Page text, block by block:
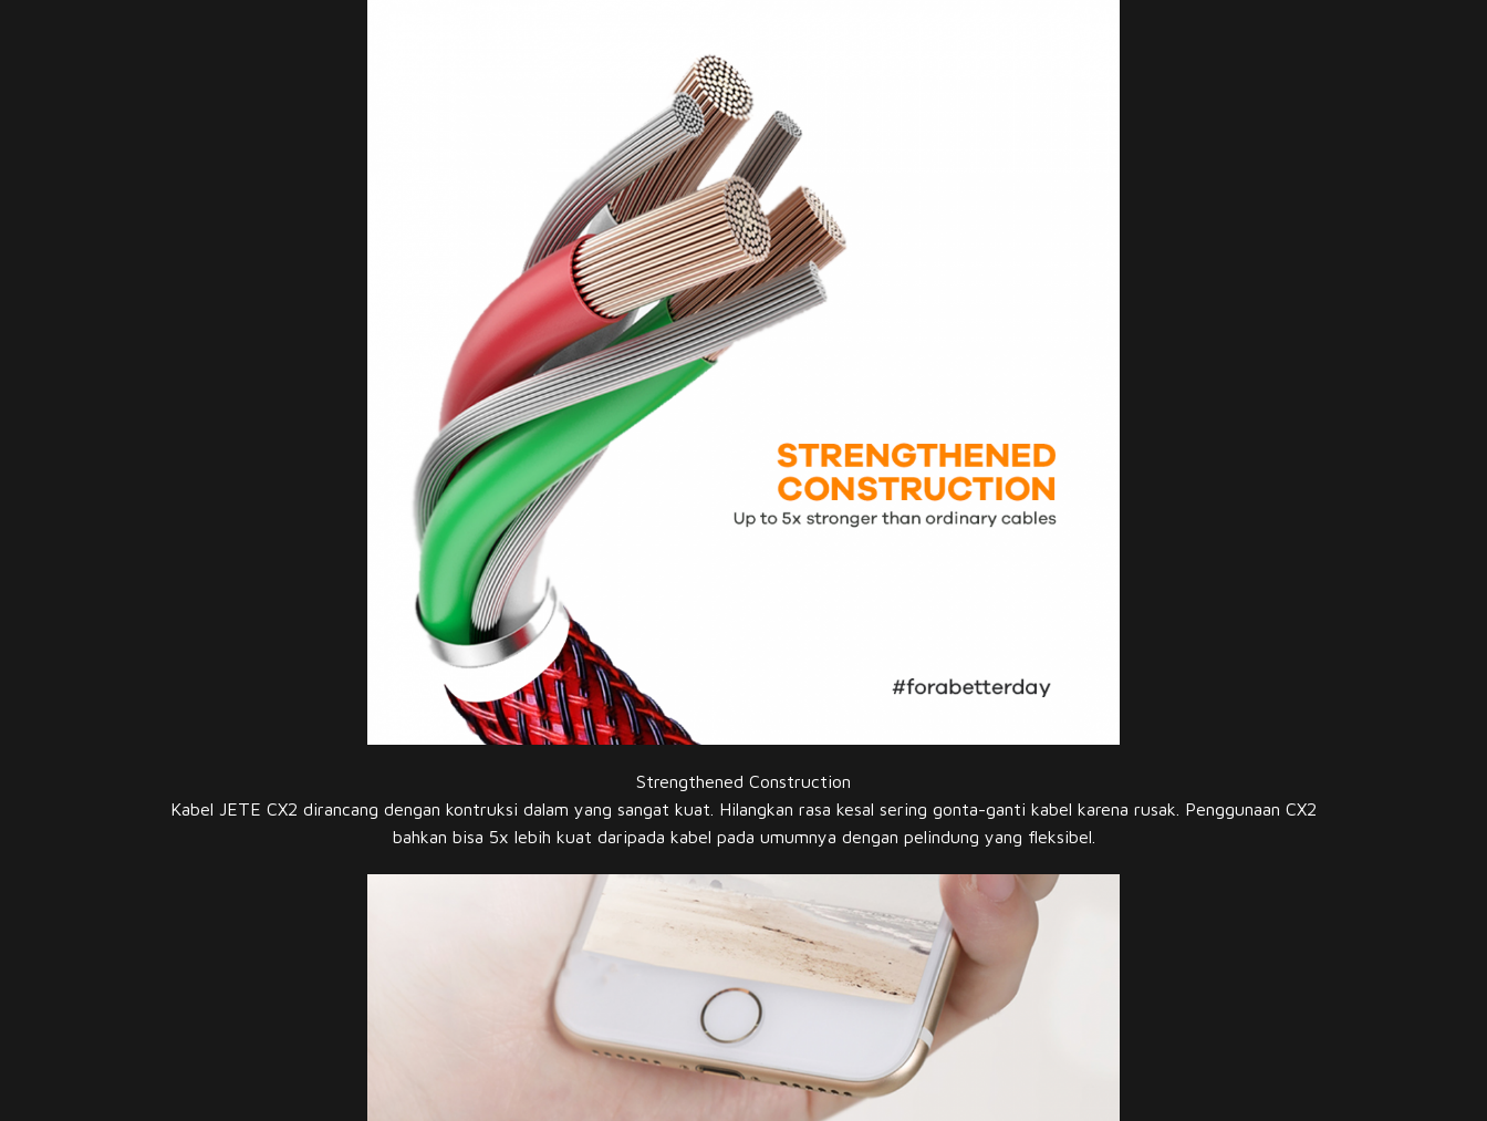
Strengthened Construction
Kabel JETE CX2 dirancang dengan kontruksi dalam yang sangat kuat. Hilangkan rasa kesal sering gonta-ganti kabel karena rusak. Penggunaan CX2
bahkan bisa 5x lebih kuat daripada kabel pada umumnya dengan pelindung yang fleksibel.